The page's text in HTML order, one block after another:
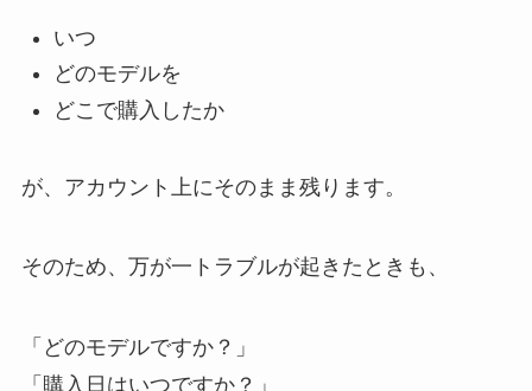
いつ
どのモデルを
どこで購入したか
が、アカウント上にそのまま残ります。
そのため、万が一トラブルが起きたときも、
「どのモデルですか？」
「購入日はいつですか？」